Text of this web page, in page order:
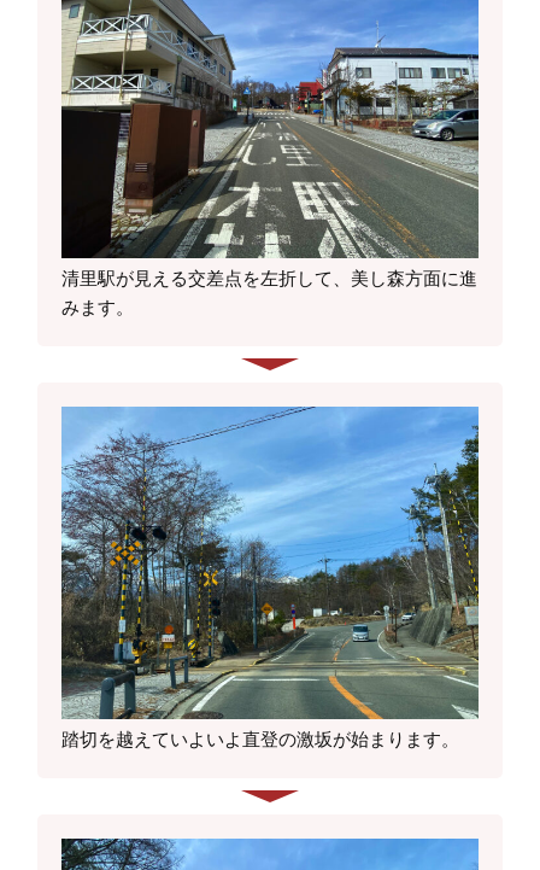
清里駅が見える交差点を左折して、美し森方面に進
みます。
踏切を越えていよいよ直登の激坂が始まります。